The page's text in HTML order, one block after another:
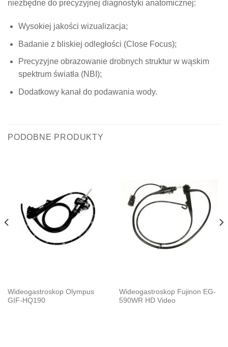
niezbędne do precyzyjnej diagnostyki anatomicznej:
Wysokiej jakości wizualizacja;
Badanie z bliskiej odległości (Close Focus);
Precyzyjne obrazowanie drobnych struktur w wąskim
spektrum światła (NBI);
Dodatkowy kanał do podawania wody.
PODOBNE PRODUKTY
Wideogastroskop Olympus
GIF-HQ190
Wideogastroskop Fujinon EG-
590WR HD Video